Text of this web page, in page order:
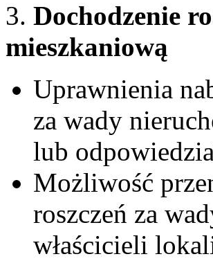
3. Dochodzenie
mieszkaniową
Uprawnienia
za wady
lub
Możliwość
roszczeń za
właścicieli